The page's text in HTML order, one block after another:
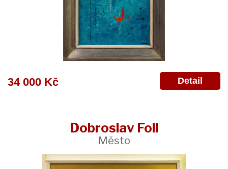
34 000 Kč Detail
Dobroslav Foll
Město